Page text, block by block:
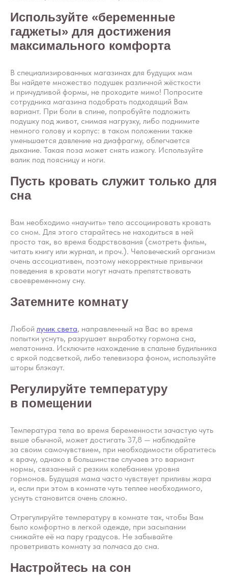
Используйте «беременные
гаджеты» для достижения
максимального комфорта
В специализированных магазинах для будущих мам
Вы найдете множество подушек различной жёсткости
и причудливой формы, не проходите мимо! Попросите
сотрудника магазина подобрать подходящий Вам
вариант. При боли в спине, попробуйте подложить
подушку под живот, снимая нагрузку, либо поднимите
немного голову и корпус: в таком положении также
уменьшается давление на диафрагму, облегчается
дыхание. Такая поза может снять изжогу. Используйте
валик под поясницу и ноги.
Пусть кровать служит только для
сна
Вам необходимо «научить» тело ассоциировать кровать
со сном. Для этого старайтесь не находиться в ней
просто так, во время бодрствования (смотреть фильм,
читать книгу или журнал, и проч.). Человеческий организм
очень ассоциативен, поэтому некорректные привычки
поведения в кровати могут начать препятствовать
своевременному сну.
Затемните комнату
Любой лучик света, направленный на Вас во время
попытки уснуть, разрушает выработку гормона сна,
мелатонина. Исключите нахождение в спальне будильника
с яркой подсветкой, либо телевизора фоном, используйте
шторы блэкаут.
Регулируйте температуру
в помещении
Температура тела во время беременности зачастую чуть
выше обычной, может достигать 37,8 — наблюдайте
за своим самочувствием, при необходимости обратитесь
к врачу, однако в большинстве случаев это вариант
нормы, связанный с резким колебанием уровня
гормонов. Будущая мама часто чувствует приливы жара
и, если при этом в комнате чуть теплее необходимого,
уснуть становится очень сложно.
Отрегулируйте температуру в комнате так, чтобы Вам
было комфортно в легкой одежде, при засыпании
снижайте её на пару градусов. Не забывайте
проветривать комнату за полчаса до сна.
Настройтесь на сон